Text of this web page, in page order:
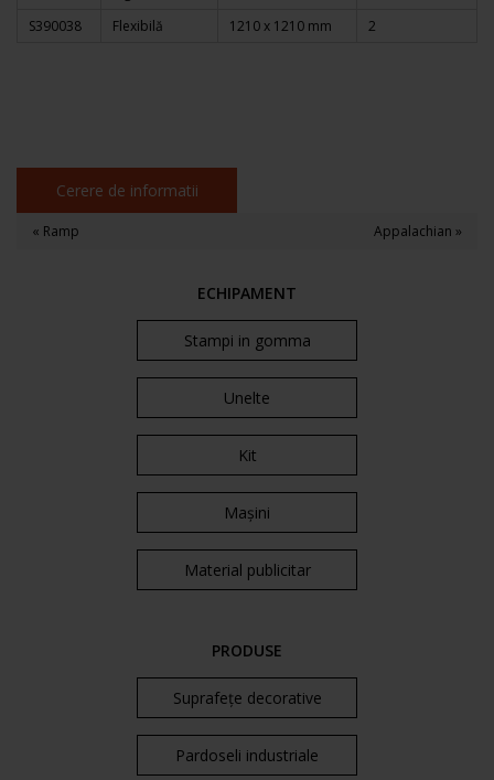
ECHIPAMENT
Stampi in gomma
Unelte
Kit
Mașini
Material publicitar
PRODUSE
Suprafețe decorative
Pardoseli industriale
S390038
Flexibilă 1210 x 1210 mm 2
Cerere de informatii
« Ramp Appalachian »